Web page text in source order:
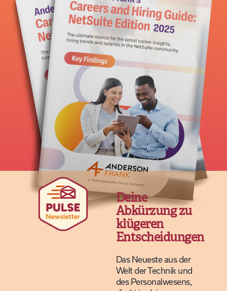
Deine
Abkürzung zu
klügeren
Entscheidungen
Das Neueste aus der
Welt der Technik und
des Personalwesens,